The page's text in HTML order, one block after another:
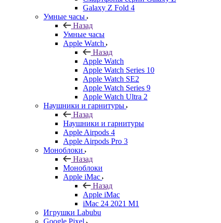
Galaxy Z Fold 4
Умные часы
Назад
Умные часы
Apple Watch
Назад
Apple Watch
Apple Watch Series 10
Apple Watch SE2
Apple Watch Series 9
Apple Watch Ultra 2
Наушники и гарнитуры
Назад
Наушники и гарнитуры
Apple Airpods 4
Apple Airpods Pro 3
Моноблоки
Назад
Моноблоки
Apple iMac
Назад
Apple iMac
iMac 24 2021 M1
Игрушки Labubu
Google Pixel